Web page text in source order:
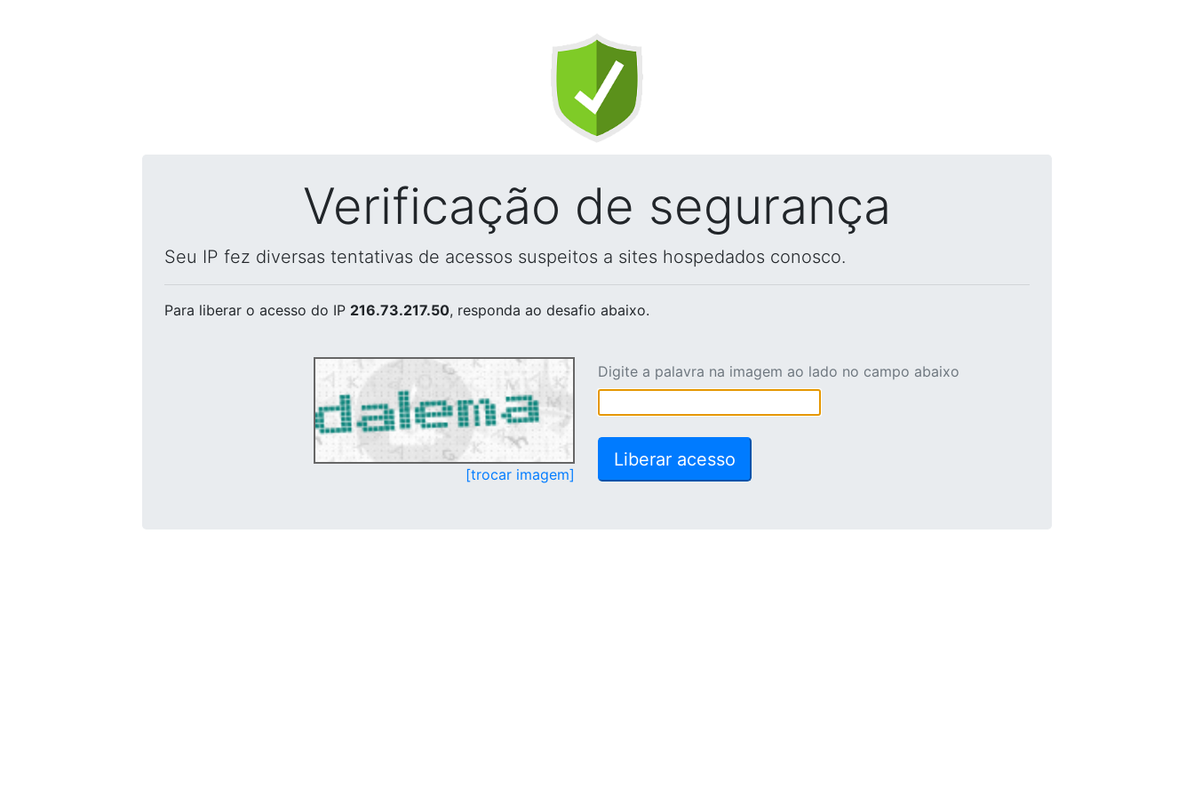
Verificação de segurança
Seu IP fez diversas tentativas de acessos suspeitos a sites hospedados conosco.
Para liberar o acesso do IP 216.73.217.50, responda ao desafio abaixo.
[trocar imagem]
Digite a palavra na imagem ao lado no campo abaixo